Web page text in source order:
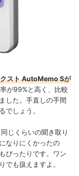
スト AutoMemo Sが
が99%と高く、比較
した。手直しの手間
でしょう。
じくらいの聞き取り
なりにくかったの
ぴったりです。ワン
でも扱えますよ。